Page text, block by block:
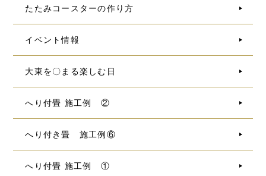
たたみコースターの作り方
イベント情報
大東を〇まる楽しむ日
へり付畳 施工例 ②
へり付き畳 施工例⑥
へり付畳 施工例 ①